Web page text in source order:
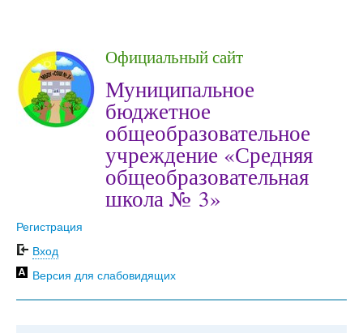
Официальный сайт
Муниципальное
бюджетное
общеобразовательное
учреждение «Средняя
общеобразовательная
школа № 3»
Регистрация
Вход
Версия для слабовидящих